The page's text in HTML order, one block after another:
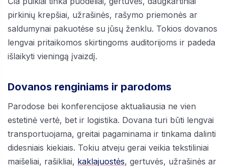
pirkinių krepšiai, užrašinės, rašymo priemonės ar
saldumynai pakuotėse su jūsų ženklu. Tokios dovanos
lengvai pritaikomos skirtingoms auditorijoms ir padeda
išlaikyti vieningą įvaizdį.
Dovanos renginiams ir parodoms
Parodose bei konferencijose aktualiausia ne vien
estetinė vertė, bet ir logistika. Dovana turi būti lengvai
transportuojama, greitai pagaminama ir tinkama dalinti
didesniais kiekiais. Tokiu atveju gerai veikia tekstiliniai
maišeliai, rašikliai, kaklajuostės, gertuvės, užrašinės ar